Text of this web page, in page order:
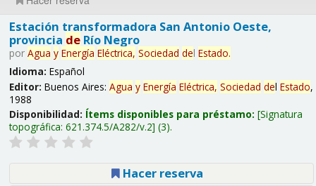
Estación transformadora San Antonio Oeste,
provincia deRío Negro
por Agua y Energía Eléctrica, Sociedad del Estado.
Idioma: Español
Editor: Buenos Aires: Agua y Energía Eléctrica, Sociedad del Estado,
1988
Disponibilidad: Ítems disponibles para préstamo: Signatura
topográfica: 621.374.5/A282/v.2 (3).
Hacer reserva